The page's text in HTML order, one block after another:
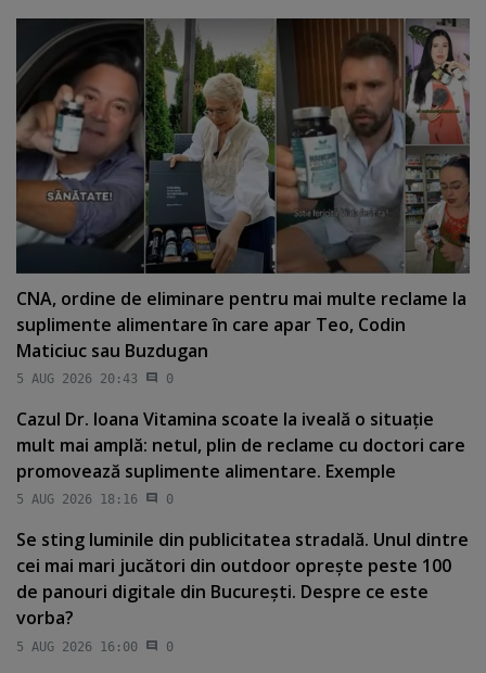
CNA, ordine de eliminare pentru mai multe reclame la
suplimente alimentare în care apar Teo, Codin
Maticiuc sau Buzdugan
5 AUG 2026 20:43 0
Cazul Dr. Ioana Vitamina scoate la iveală o situaţie
mult mai amplă: netul, plin de reclame cu doctori care
promovează suplimente alimentare. Exemple
5 AUG 2026 18:16 0
Se sting luminile din publicitatea stradală. Unul dintre
cei mai mari jucători din outdoor opreşte peste 100
de panouri digitale din Bucureşti. Despre ce este
vorba?
5 AUG 2026 16:00 0